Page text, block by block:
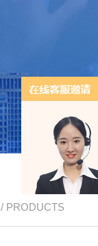
/ PRODUCTS